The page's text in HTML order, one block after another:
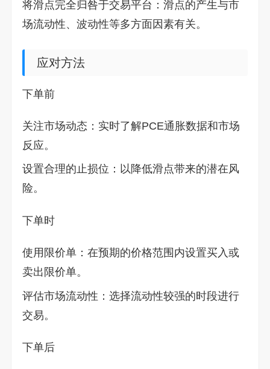
将滑点完全归咎于交易平台：滑点的产生与市
场流动性、波动性等多方面因素有关。
应对方法
下单前
关注市场动态：实时了解PCE通胀数据和市场
反应。
设置合理的止损位：以降低滑点带来的潜在风
险。
下单时
使用限价单：在预期的价格范围内设置买入或
卖出限价单。
评估市场流动性：选择流动性较强的时段进行
交易。
下单后